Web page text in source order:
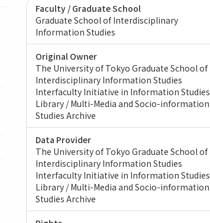
Faculty / Graduate School
Graduate School of Interdisciplinary
Information Studies
Original Owner
The University of Tokyo Graduate School of
Interdisciplinary Information Studies
Interfaculty Initiative in Information Studies
Library / Multi-Media and Socio-information
Studies Archive
Data Provider
The University of Tokyo Graduate School of
Interdisciplinary Information Studies
Interfaculty Initiative in Information Studies
Library / Multi-Media and Socio-information
Studies Archive